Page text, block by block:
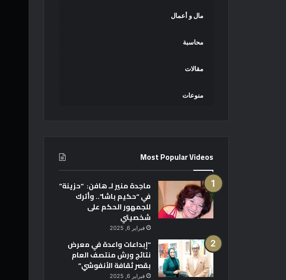
مال و أعمال
محاسبة
مقالات
منوعات
Most Popular Videos
ماجدة منير لـ هافن: “حزينة”
في “حكيم باشا”.. وأترك
للجمهور الحكم على
شخصيتي
فبراير 6, 2025
“إبداعات واعدة في معرض
نتائج ورش منتصف العام
بقصر ثقافة الأنفوشي”
فبراير 6, 2025